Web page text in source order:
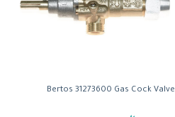
Bertos 31273600 Gas Cock Valve